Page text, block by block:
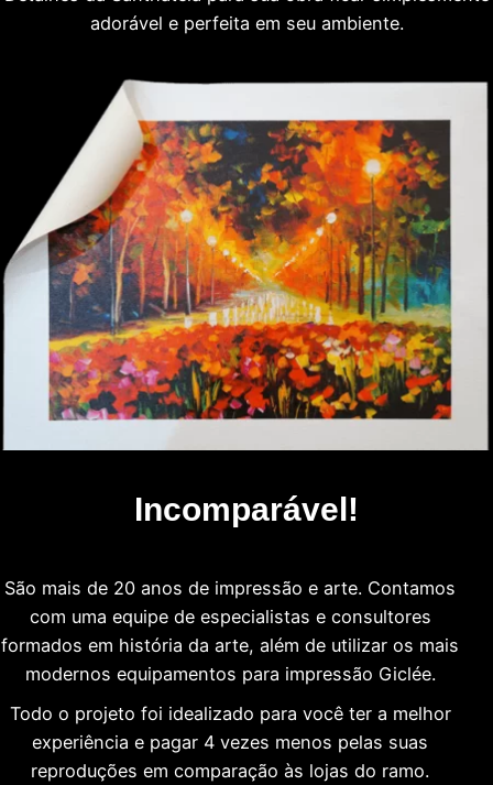
adorável e perfeita em seu ambiente.
Incomparável!
São mais de 20 anos de impressão e arte. Contamos
com uma equipe de especialistas e consultores
formados em história da arte, além de utilizar os mais
modernos equipamentos para impressão Giclée.
Todo o projeto foi idealizado para você ter a melhor
experiência e pagar 4 vezes menos pelas suas
reproduções em comparação às lojas do ramo.